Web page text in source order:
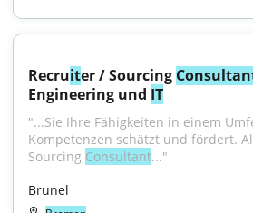
Recruiter / Sourcing
Engineering und IT
"...Sie Ihre Fähigkeiten in einem
Kompetenzen schätzt und fördert.
Sourcing Consultant..."
Brunel